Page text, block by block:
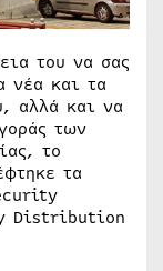
του να σας
νέα και τα
αλλά και να
των
το
τα
Distribution